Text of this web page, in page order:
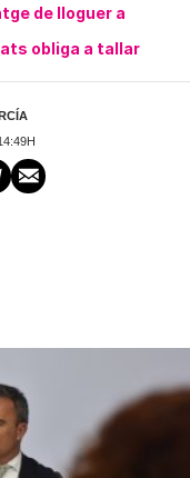
de lloguer a
obliga a tallar